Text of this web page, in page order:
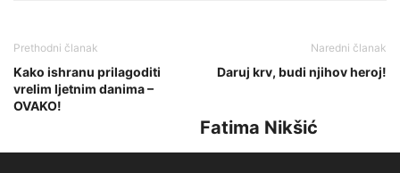
Prethodni članak
Kako ishranu prilagoditi
vrelim ljetnim danima –
OVAKO!
Naredni članak
Daruj krv, budi njihov heroj!
Fatima Nikšić